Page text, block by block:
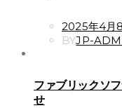
POSTED
ON
2025年4月
BYJP-
ファブリックソ
せ